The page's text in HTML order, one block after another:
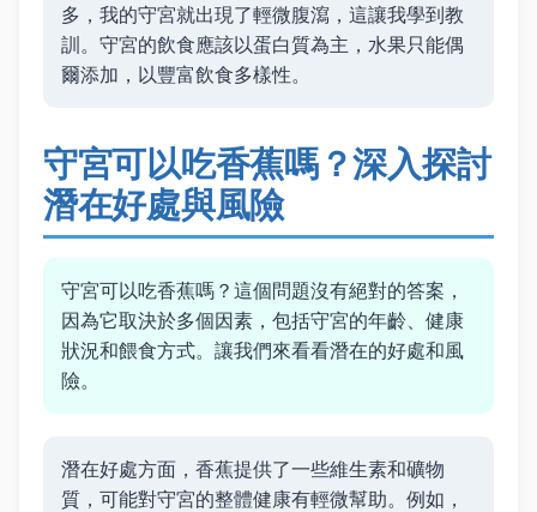
多，我的守宮就出現了輕微腹瀉，這讓我學到教
訓。守宮的飲食應該以蛋白質為主，水果只能偶
爾添加，以豐富飲食多樣性。
守宮可以吃香蕉嗎？深入探討
潛在好處與風險
守宮可以吃香蕉嗎？這個問題沒有絕對的答案，
因為它取決於多個因素，包括守宮的年齡、健康
狀況和餵食方式。讓我們來看看潛在的好處和風
險。
潛在好處方面，香蕉提供了一些維生素和礦物
質，可能對守宮的整體健康有輕微幫助。例如，